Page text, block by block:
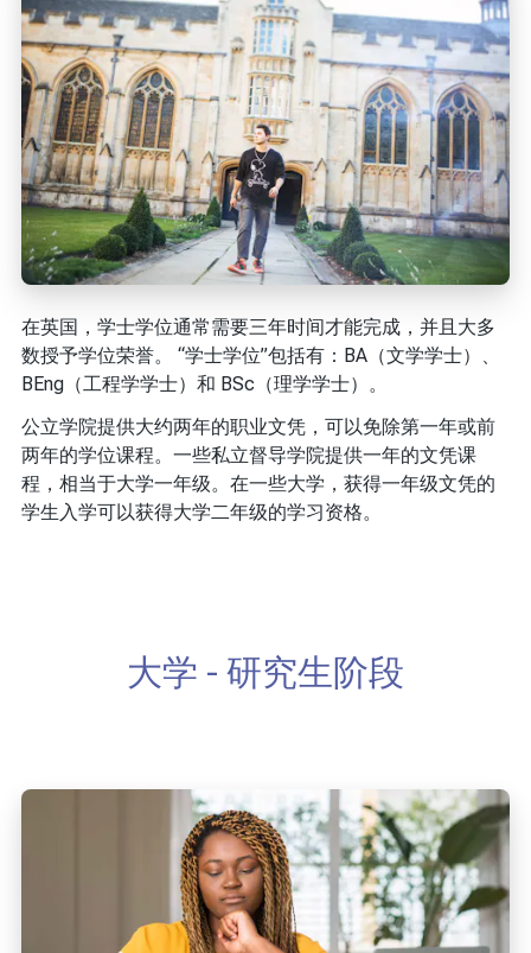
在英国，学士学位通常需要三年时间才能完成，并且大多
数授予学位荣誉。 “学士学位”包括有：BA（文学学士）、
BEng（工程学学士）和 BSc（理学学士）。
公立学院提供大约两年的职业文凭，可以免除第一年或前
两年的学位课程。一些私立督导学院提供一年的文凭课
程，相当于大学一年级。在一些大学，获得一年级文凭的
学生入学可以获得大学二年级的学习资格。
大学 - 研究生阶段